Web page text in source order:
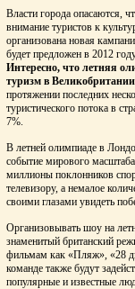
Власти города опасаются,
внимание туристов к
организована новая
будет предложен в 2012
Интересно, что летняя
туризм в
протяжении последних
туристического потока в
7%.
В летней олимпиаде в
событие мирового
миллионы поклонников
телевизору, а немалое
своими глазами увидеть
Организовывать шоу на
знаменитый британский
фильмам как «Пляж», «28
команде также будут
популярные и известные